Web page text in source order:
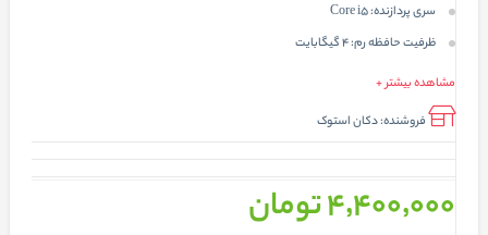
سری پردازنده:Core i5
ظرفیت حافظه رم:4 گیگابایت
مشاهده بیشتر +
فروشنده:دکان استوک
4٬400٬000 تومان